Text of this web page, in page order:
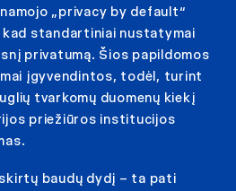
„privacy by default“
standartiniai nustatymai
privatumą. Šios papildomos
įgyvendintos, todėl, turint
tvarkomų duomenų kiekį
priežiūros institucijos
baudų dydį – ta pati